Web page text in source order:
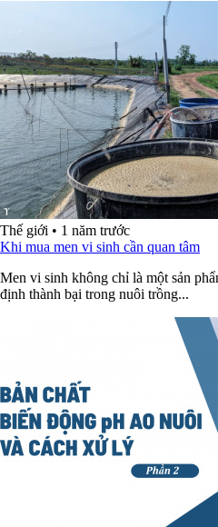
Thế giới • 1 năm trước
Khi mua men vi sinh cần quan tâm
Men vi sinh không chỉ là một sản
định thành bại trong nuôi trồng...